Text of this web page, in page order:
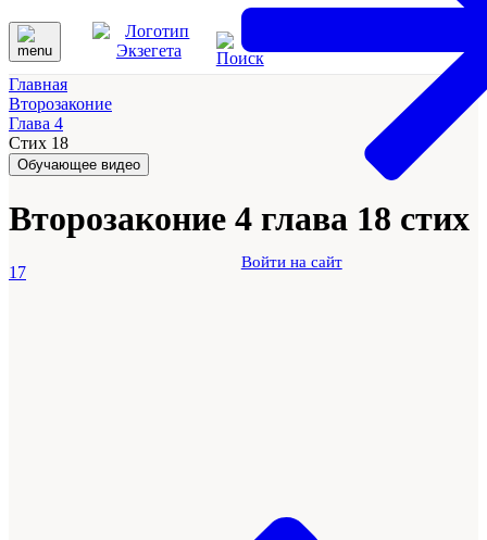
Войти на сайт
Главная
Второзаконие
Глава 4
Стих 18
Обучающее видео
Второзаконие 4 глава 18 стих
17